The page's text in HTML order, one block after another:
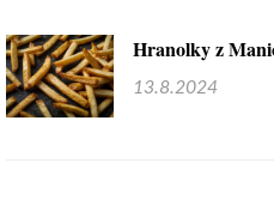
Hranolky z
13.8.2024